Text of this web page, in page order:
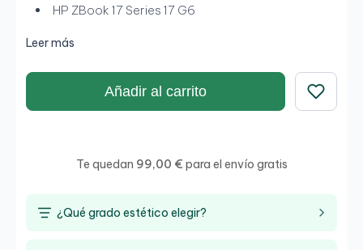
HP ZBook 17 Series 17 G6
Leer más
Añadir al carrito
Te quedan 99,00 € para el envío gratis
¿Qué grado estético elegir?